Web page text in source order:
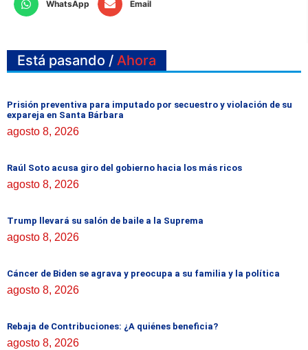
WhatsApp Email
Está pasando / Ahora
Prisión preventiva para imputado por secuestro y violación de su
expareja en Santa Bárbara
agosto 8, 2026
Raúl Soto acusa giro del gobierno hacia los más ricos
agosto 8, 2026
Trump llevará su salón de baile a la Suprema
agosto 8, 2026
Cáncer de Biden se agrava y preocupa a su familia y la política
agosto 8, 2026
Rebaja de Contribuciones: ¿A quiénes beneficia?
agosto 8, 2026